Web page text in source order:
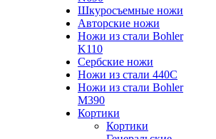
Шкуросъемные ножи
Авторские ножи
Ножи из стали Bohler
K110
Сербские ножи
Ножи из стали 440С
Ножи из стали Bohler
M390
Кортики
Кортики